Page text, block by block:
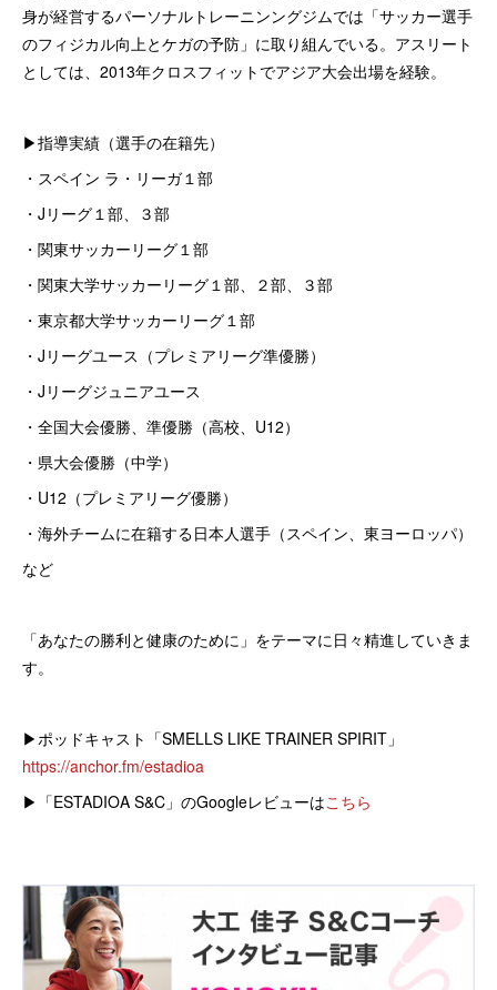
身が経営するパーソナルトレーニンングジムでは「サッカー選手
のフィジカル向上とケガの予防」に取り組んでいる。アスリート
としては、2013年クロスフィットでアジア大会出場を経験。
▶︎指導実績（選手の在籍先）
・スペイン ラ・リーガ１部
・Jリーグ１部、３部
・関東サッカーリーグ１部
・関東大学サッカーリーグ１部、２部、３部
・東京都大学サッカーリーグ１部
・Jリーグユース（プレミアリーグ準優勝）
・Jリーグジュニアユース
・全国大会優勝、準優勝（高校、U12）
・県大会優勝（中学）
・U12（プレミアリーグ優勝）
・海外チームに在籍する日本人選手（スペイン、東ヨーロッパ）
など
「あなたの勝利と健康のために」をテーマに日々精進していきま
す。
▶︎ポッドキャスト「SMELLS LIKE TRAINER SPIRIT」
https://anchor.fm/estadioa
▶︎「ESTADIOA S&C」のGoogleレビューはこちら